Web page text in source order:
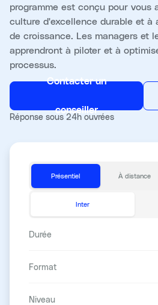
programme est conçu pour vous
culture d'excellence durable et à
de croissance. Les managers et
apprendront à piloter et à
processus.
Contacter un
conseiller
Réponse sous 24h ouvrées
Présentiel À distance
Inter
Durée
Format
Niveau